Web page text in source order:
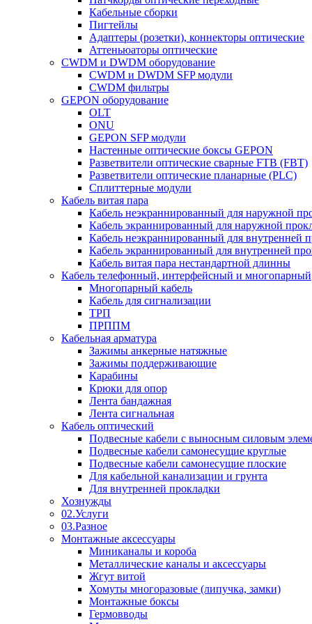
Кабельные сборки
Пигтейлы
Адаптеры (розетки), коннекторы оптические
Аттеньюаторы оптические
CWDM и DWDM оборудование
CWDM и DWDM SFP модули
CWDM фильтры
GEPON оборудование
OLT
ONU
GEPON SFP модули
Настенные оптические боксы GEPON
Разветвители оптические сварные FTB (FBT)
Разветвители оптические планарные (PLC)
Сплиттерные модули
Кабель витая пара
Кабель неэкраннированный для наружной
Кабель экраннированный для наружной
Кабель неэкраннированный для внутренней
Кабель экраннированный для внутренней
Кабель витая пара нестандартной длинны
Кабель телефонный, интерфейсный и многопарный
Многопарный кабель
Кабель для сигнализации
ТРП
ПРППМ
Кабельная арматура
Зажимы анкерные натяжные
Зажимы поддерживающие
Карабины
Крюки для опор
Лента бандажная
Лента сигнальная
Кабель оптический
Подвесные кабели с выносным силовым
Подвесные кабели самонесущие круглые
Подвесные кабели самонесущие плоские
Для кабельной канализации и грунта
Для внутренней прокладки
Хознужды
02.Услуги
03.Разное
Монтажные аксессуары
Миниканалы и короба
Металлические каналы и аксессуары
Жгут витой
Хомуты многоразовые (липучка, замки)
Монтажные боксы
Гермовводы